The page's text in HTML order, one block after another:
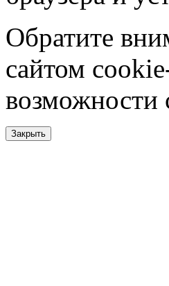
Обратите
сайтом
возможности
Закрыть